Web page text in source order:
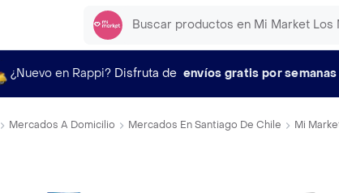
¿Nuevo en Rappi? Disfruta de envíos gratis por semanas
Mercados A Domicilio Mercados En Santiago De Chile Mi